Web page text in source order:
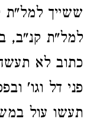
ששייך למל"ת
למל"ת קנ"ב,
כתוב לא
פני דל וגו'
תעשו עול